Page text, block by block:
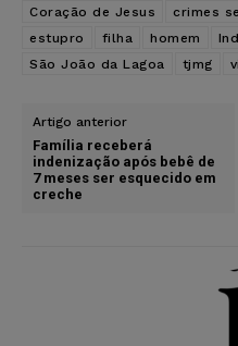
Coração de Jesus
crimes
estupro
filha homem
São João da Lagoa
tjmg
Artigo anterior
Família receberá
indenização após bebê de
7 meses ser esquecido em
creche